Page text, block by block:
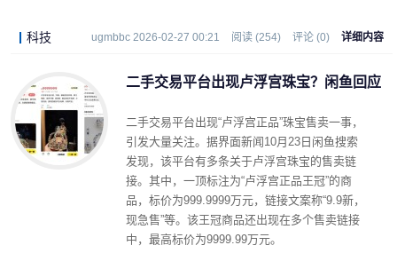
科技 ugmbbc 2026-02-27 00:21 阅读 (254) 评论 (0) 详细内容
二手交易平台出现卢浮宫珠宝？闲鱼回应
二手交易平台出现“卢浮宫正品”珠宝售卖一事，
引发大量关注。据界面新闻10月23日闲鱼搜索
发现，该平台有多条关于卢浮宫珠宝的售卖链
接。其中，一顶标注为“卢浮宫正品王冠”的商
品，标价为999.9999万元，链接文案称“9.9新，
现急售”等。该王冠商品还出现在多个售卖链接
中，最高标价为9999.99万元。